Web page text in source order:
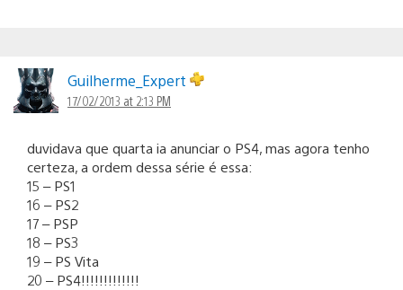
Guilherme_Expert
17/02/2013 at 2:13 PM
duvidava que quarta ia anunciar o PS4, mas agora tenho
certeza, a ordem dessa série é essa:
15 – PS1
16 – PS2
17 – PSP
18 – PS3
19 – PS Vita
20 – PS4!!!!!!!!!!!!!